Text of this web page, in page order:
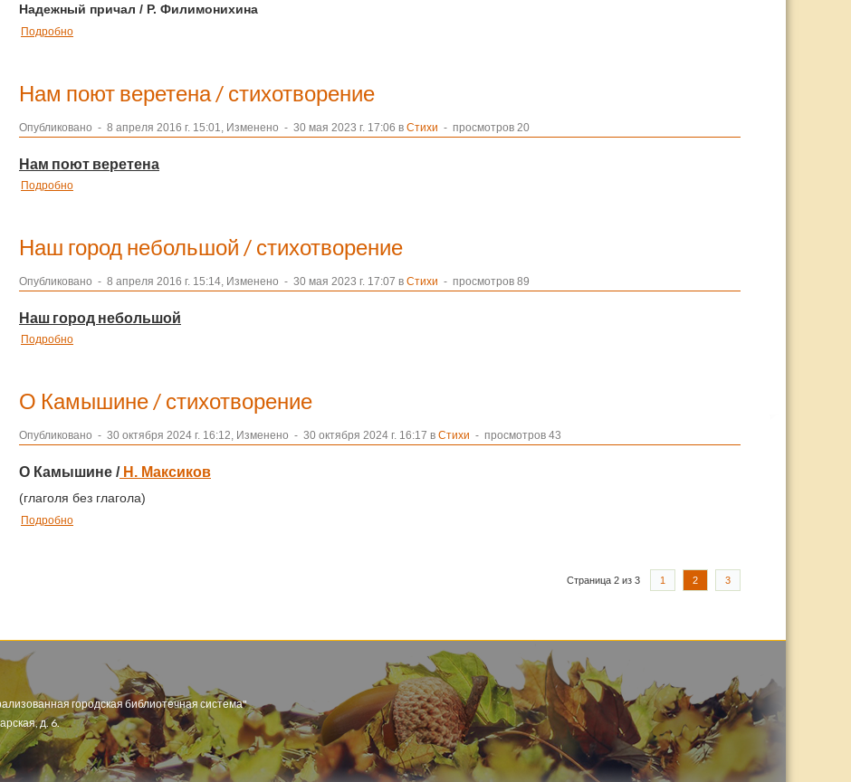
Надежный причал / Р. Филимонихина
Подробно
Нам поют веретена / стихотворение
Опубликовано - 8 апреля 2016 г. 15:01, Изменено - 30 мая 2023 г. 17:06 в Стихи - просмотров 20
Нам поют веретена
Подробно
Наш город небольшой / стихотворение
Опубликовано - 8 апреля 2016 г. 15:14, Изменено - 30 мая 2023 г. 17:07 в Стихи - просмотров 89
Наш город небольшой
Подробно
О Камышине / стихотворение
Опубликовано - 30 октября 2024 г. 16:12, Изменено - 30 октября 2024 г. 16:17 в Стихи - просмотров 43
О Камышине /Н. Максиков
(глаголя без глагола)
Подробно
Страница 2 из 3 1 2 3
городская библиотечная система"
д. 6.